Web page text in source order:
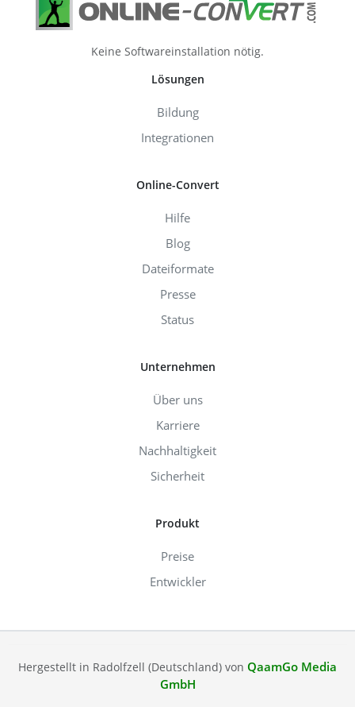
Keine Softwareinstallation nötig.
Lösungen
Bildung
Integrationen
Online-Convert
Hilfe
Blog
Dateiformate
Presse
Status
Unternehmen
Über uns
Karriere
Nachhaltigkeit
Sicherheit
Produkt
Preise
Entwickler
Hergestellt in Radolfzell (Deutschland) von QaamGo Media
GmbH